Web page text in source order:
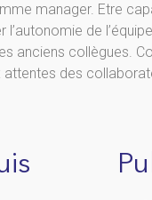
manager. Etre
l’autonomie de
anciens collègues.
attentes des